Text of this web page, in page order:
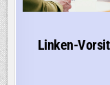
Linken-